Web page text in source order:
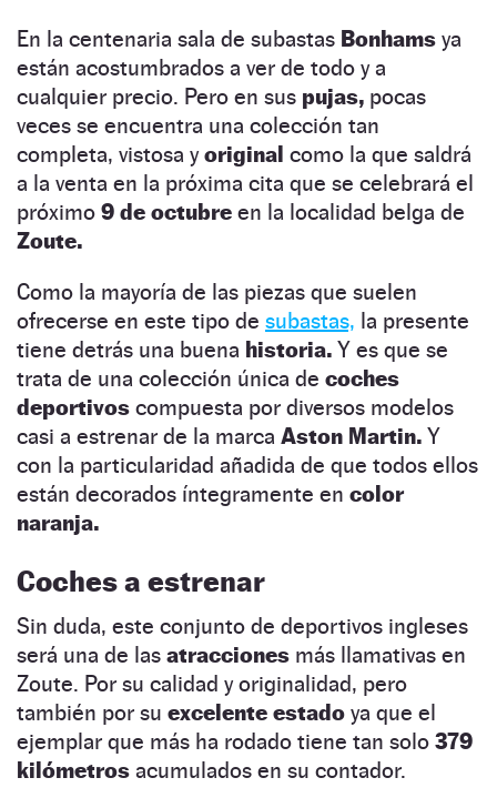
En la centenaria sala de subastas Bonhams ya
están acostumbrados a ver de todo y a
cualquier precio. Pero en sus pujas, pocas
veces se encuentra una colección tan
completa, vistosa yoriginal como la que saldrá
a la venta en la próxima cita que se celebrará el
próximo 9 de octubre en la localidad belga de
Zoute.
Como la mayoría de las piezas que suelen
ofrecerse en este tipo de subastas, la presente
tiene detrás una buena historia. Y es que se
trata de una colección única de coches
deportivos compuesta por diversos modelos
casi a estrenar de la marca Aston Martin. Y
con la particularidad añadida de que todos ellos
están decorados íntegramente en color
naranja.
Coches a estrenar
Sin duda, este conjunto de deportivos ingleses
será una de las atracciones más llamativas en
Zoute. Por su calidad y originalidad, pero
también por su excelente estado ya que el
ejemplar que más ha rodado tiene tan solo 379
kilómetros acumulados en su contador.